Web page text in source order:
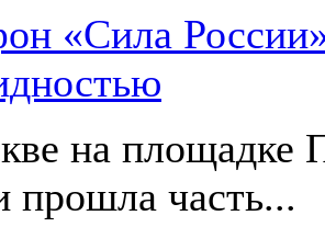
«Сила
на площадке
прошла часть...